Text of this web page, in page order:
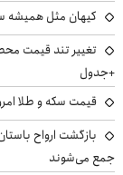
کیهان مثل همیشه
+جدول
قیمت سکه و طلا امروز پنجشنبه
بازگشت ارواح
جمع می‌شوند